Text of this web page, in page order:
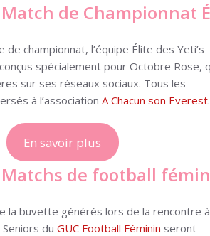
de Championnat
championnat, l’équipe Élite des Yeti’s
spécialement pour Octobre Rose,
sur ses réseaux sociaux. Tous les
à l’association A Chacun son Everest.
En savoir plus
Matchs de football
la buvette générés lors de la rencontre à
du GUC Football Féminin seront